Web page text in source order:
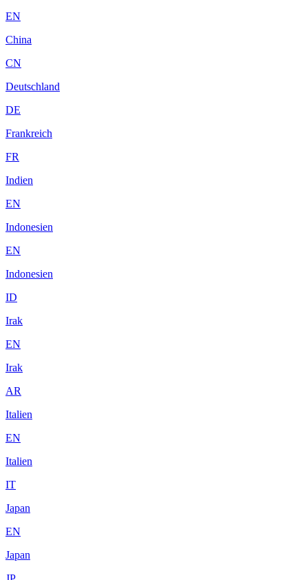
EN
China
CN
Deutschland
DE
Frankreich
FR
Indien
EN
Indonesien
EN
Indonesien
ID
Irak
EN
Irak
AR
Italien
EN
Italien
IT
Japan
EN
Japan